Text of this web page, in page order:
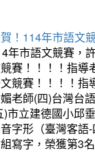
！114年市語文
年市語文競賽，
賽！！！！指導
競賽！！！！指
老師(四)台灣台
)市立建德國小邱
字形（臺灣客語
寫字，榮獲第3名